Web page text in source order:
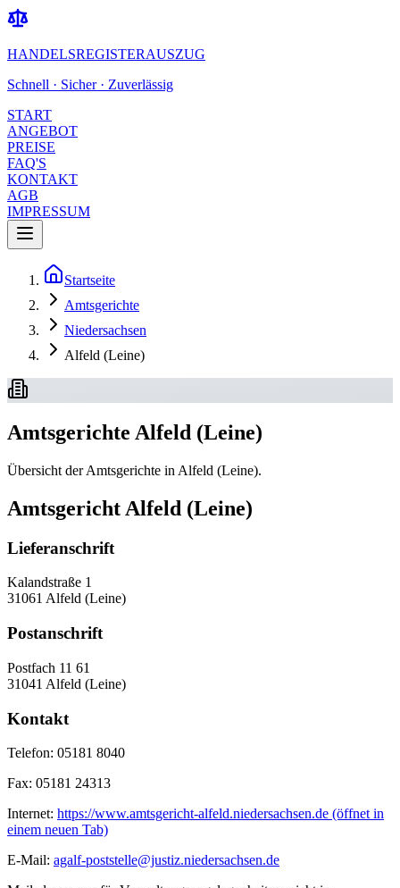
HANDELSREGISTERAUSZUG
Schnell · Sicher · Zuverlässig
START
ANGEBOT
PREISE
FAQ'S
KONTAKT
AGB
IMPRESSUM
Startseite
Amtsgerichte
Niedersachsen
Alfeld (Leine)
Amtsgerichte Alfeld (Leine)
Übersicht der Amtsgerichte in Alfeld (Leine).
Amtsgericht Alfeld (Leine)
Lieferanschrift
Kalandstraße 1
31061 Alfeld (Leine)
Postanschrift
Postfach 11 61
31041 Alfeld (Leine)
Kontakt
Telefon: 05181 8040
Fax: 05181 24313
Internet: https://www.amtsgericht-alfeld.niedersachsen.de (öffnet in
einem neuen Tab)
E-Mail: agalf-poststelle@justiz.niedersachsen.de